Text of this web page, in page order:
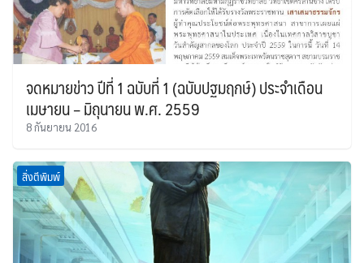
จดหมายข่าว ปีที่ 1 ฉบับที่ 1 (ฉบับปฐมฤกษ์) ประจำเดือน
เมษายน – มิถุนายน พ.ศ. 2559
8 กันยายน 2016
สิ่งตีพิมพ์